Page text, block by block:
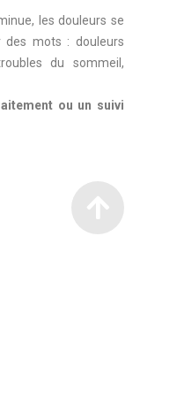
les douleurs se
des mots : douleurs
du sommeil,
ou un suivi